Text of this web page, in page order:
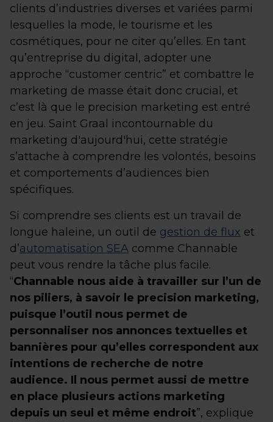
clients d’industries diverses et variées parmi
lesquelles la mode, le tourisme et les
cosmétiques, pour ne citer qu’elles. En tant
qu’entreprise du digital, adopter une
approche “customer centric” et combattre le
marketing de masse était donc crucial, et
c’est là que le precision marketing est entré
en jeu. Saint Graal incontournable du
marketing d'aujourd'hui, cette stratégie
s’attache à comprendre les volontés, besoins
et comportements d’audiences bien
spécifiques.
Si comprendre ses clients est un travail de
longue haleine, un outil de gestion de flux et
d’automatisation SEA comme Channable
peut vous rendre la tâche plus facile.
“Channable nous aide à travailler sur l’un de
nos piliers, à savoir le precision marketing,
puisque l’outil nous permet de
personnaliser nos annonces textuelles et
bannières pour qu’elles correspondent aux
intentions de recherche de notre
audience. Il nous permet aussi de mettre
en place plusieurs actions marketing
depuis un seul et même endroit”, explique